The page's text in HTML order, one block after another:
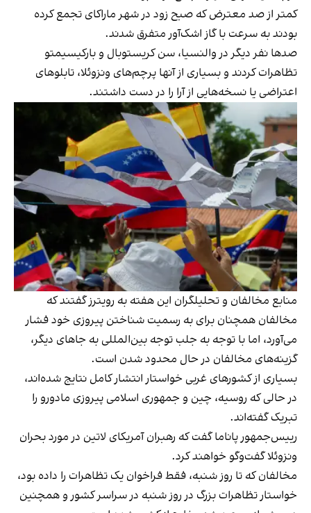
کمتر از صد معترض که صبح زود در شهر ماراکای تجمع کرده
بودند به سرعت با گاز اشک‌آور متفرق شدند.
صدها نفر دیگر در والنسیا، سن کریستوبال و بارکیسیمتو
تظاهرات کردند و بسیاری از آنها پرچم‌های ونزوئلا، تابلوهای
اعتراضی یا نسخه‌هایی از آرا را در دست داشتند.
منابع مخالفان و تحلیلگران این هفته به رویترز گفتند که
مخالفان همچنان برای به رسمیت شناختن پیروزی خود فشار
می‌آورد، اما با توجه به جلب توجه بین‌المللی به جاهای دیگر،
گزینه‌های مخالفان در حال محدود شدن است.
بسیاری از کشورهای غربی خواستار انتشار کامل نتایج شده‌اند،
در حالی که روسیه، چین و جمهوری اسلامی پیروزی مادورو را
تبریک گفته‌اند.
رییس‌جمهور پاناما گفت که رهبران آمریکای لاتین در مورد بحران
ونزوئلا گفت‌وگو خواهند کرد.
مخالفان که تا روز شنبه، فقط فراخوان یک تظاهرات را داده بود،
خواستار تظاهرات بزرگ در روز شنبه در سراسر کشور و همچنین